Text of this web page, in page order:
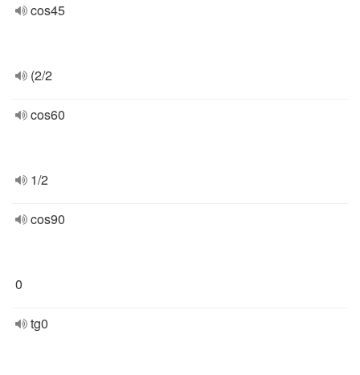
cos45
(2/2
cos60
1/2
cos90
0
tg0